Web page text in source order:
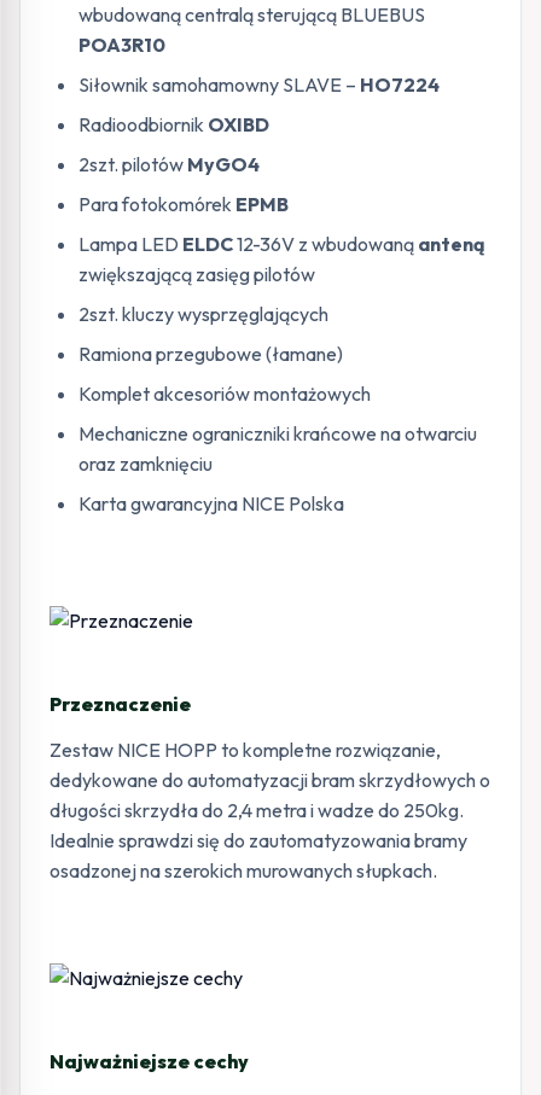
wbudowaną centralą sterującą BLUEBUS
POA3R10
Siłownik samohamowny SLAVE – HO7224
Radioodbiornik OXIBD
2szt. pilotów MyGO4
Para fotokomórek EPMB
Lampa LED ELDC12-36V z wbudowaną anteną
zwiększającą zasięg pilotów
2szt. kluczy wysprzęglających
Ramiona przegubowe (łamane)
Komplet akcesoriów montażowych
Mechaniczne ograniczniki krańcowe na otwarciu
oraz zamknięciu
Karta gwarancyjna NICE Polska
Przeznaczenie
Zestaw NICE HOPP to kompletne rozwiązanie,
dedykowane do automatyzacji bram skrzydłowych o
długości skrzydła do 2,4 metra i wadze do 250kg.
Idealnie sprawdzi się do zautomatyzowania bramy
osadzonej na szerokich murowanych słupkach.
Najważniejsze cechy